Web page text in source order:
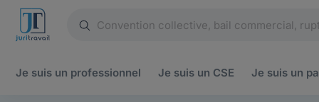
Je suis un professionnel Je suis un CSE Je suis un